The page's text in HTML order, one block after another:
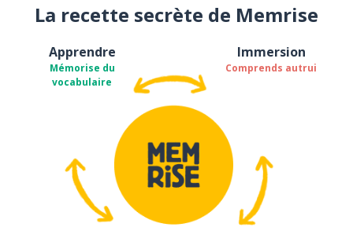
La recette secrète de Memrise
Apprendre
Mémorise du
vocabulaire
Immersion
Comprends autrui